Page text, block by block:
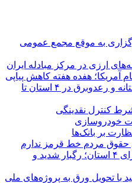
به موقع مجمع عمومی
ارزی در مرکز مبادله ایران
آمریکا؛ هفده هفته کاهش پیاپی
هشدار تداوم بارش‌های تابستانه و رعدوبرق در ۴ استان تا
کنترل نقدینگی
خودروسازی
بر بانک‌ها
حقوق مردم خط قرمز ندارم
هشدار نارنجی هواشناسی برای ۴ استان؛ رگبار شدید و
با تحویل ورق به پروژه‌های ملی